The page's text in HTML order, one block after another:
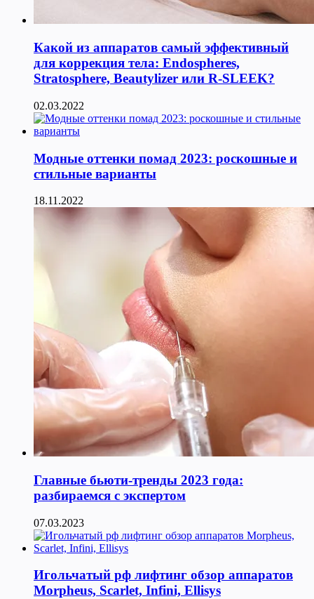
Какой из аппаратов самый эффективный
для коррекция тела: Endospheres,
Stratosphere, Beautylizer или R-SLEEK?
02.03.2022
Модные оттенки помад 2023: роскошные и
стильные варианты
18.11.2022
Главные бьюти-тренды 2023 года:
разбираемся с экспертом
07.03.2023
Игольчатый рф лифтинг обзор аппаратов
Morpheus, Scarlet, Infini, Ellisys